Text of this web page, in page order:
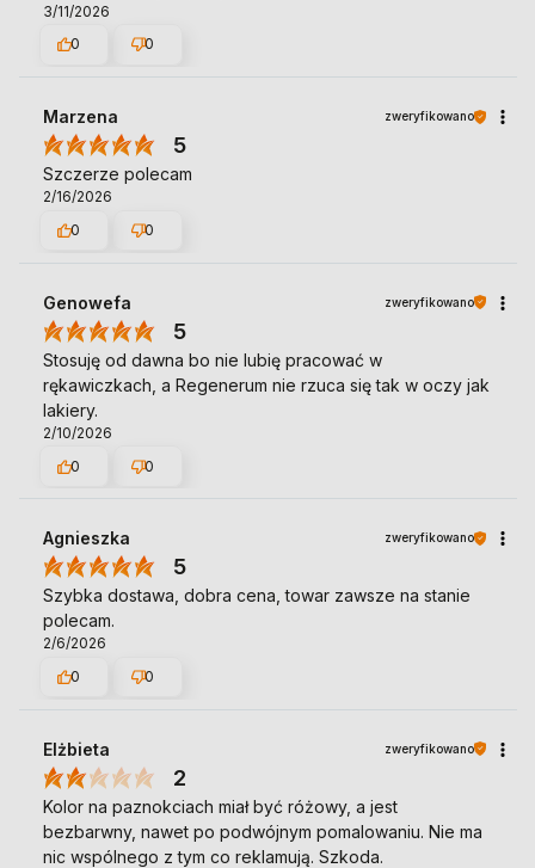
3/11/2026
0
0
Marzena zweryfikowano
5
Szczerze polecam
2/16/2026
0
0
Genowefa zweryfikowano
5
Stosuję od dawna bo nie lubię pracować w
rękawiczkach, a Regenerum nie rzuca się tak w oczy jak
lakiery.
2/10/2026
0
0
Agnieszka zweryfikowano
5
Szybka dostawa, dobra cena, towar zawsze na stanie
polecam.
2/6/2026
0
0
Elżbieta zweryfikowano
2
Kolor na paznokciach miał być różowy, a jest
bezbarwny, nawet po podwójnym pomalowaniu. Nie ma
nic wspólnego z tym co reklamują. Szkoda.